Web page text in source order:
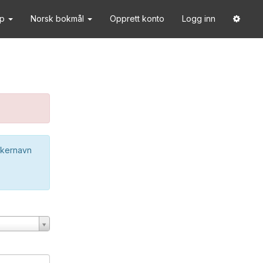
Norsk bokmål Opprett konto Logg inn